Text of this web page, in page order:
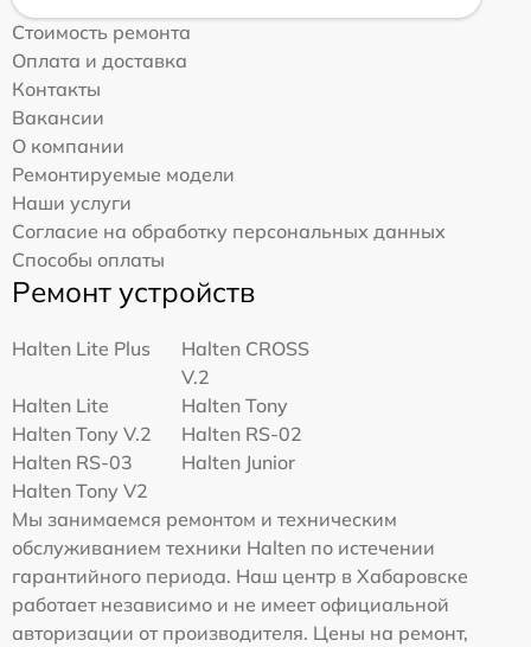
Стоимость ремонта
Оплата и доставка
Контакты
Вакансии
О компании
Ремонтируемые модели
Наши услуги
Согласие на обработку персональных данных
Способы оплаты
Ремонт устройств
Halten Lite Plus
Halten CROSS
V.2
Halten Lite
Halten Tony
Halten Tony V.2
Halten RS-02
Halten RS-03
Halten Junior
Halten Tony V2
Мы занимаемся ремонтом и техническим
обслуживанием техники Halten по истечении
гарантийного периода. Наш центр в Хабаровске
работает независимо и не имеет официальной
авторизации от производителя. Цены на ремонт,